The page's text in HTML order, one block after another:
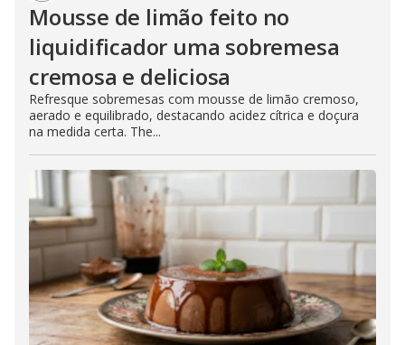
Mousse de limão feito no
liquidificador uma sobremesa
cremosa e deliciosa
Refresque sobremesas com mousse de limão cremoso,
aerado e equilibrado, destacando acidez cítrica e doçura
na medida certa. The...